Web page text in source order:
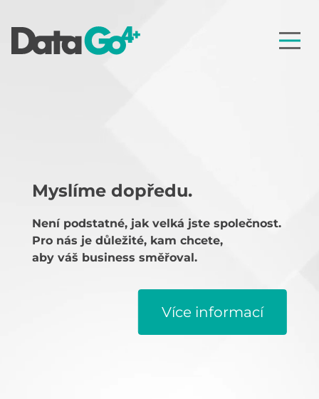
Myslíme dopředu.
Není podstatné, jak velká jste společnost.
Pro nás je důležité, kam chcete,
aby váš business směřoval.
Více informací